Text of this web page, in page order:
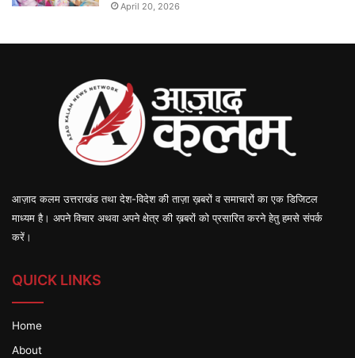
April 20, 2026
आज़ाद कलम उत्तराखंड तथा देश-विदेश की ताज़ा ख़बरों व समाचारों का एक डिजिटल
माध्यम है। अपने विचार अथवा अपने क्षेत्र की ख़बरों को प्रसारित करने हेतु हमसे संपर्क
करें।
QUICK LINKS
Home
About